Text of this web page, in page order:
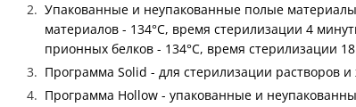
Упакованные и неупакованные полые
материалов - 134°С, время стерилизации 4
прионных белков - 134°С, время стерилизации
Программа Solid - для стерилизации растворов
Программа Hollow - упакованные и